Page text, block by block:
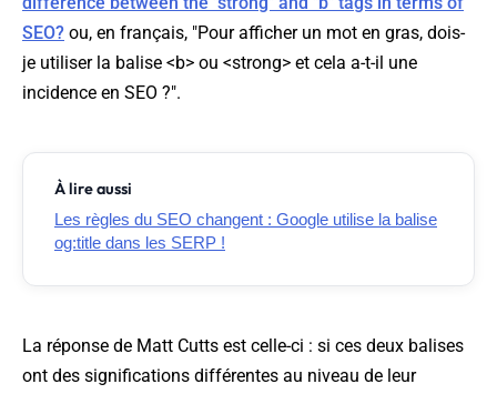
SEO? ou, en français, "Pour afficher un mot en gras, dois-
je utiliser la balise <b> ou <strong> et cela a-t-il une
incidence en SEO ?".
À lire aussi
Les règles du SEO changent : Google utilise la balise
og:title dans les SERP !
La réponse de Matt Cutts est celle-ci : si ces deux balises
ont des significations différentes au niveau de leur